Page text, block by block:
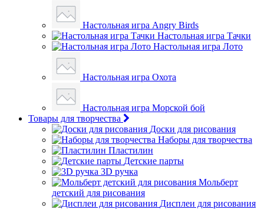
Настольная игра Angry Birds
Настольная игра Тачки
Настольная игра Лото
Настольная игра Охота
Настольная игра Морской бой
Товары для творчества
Доски для рисования
Наборы для творчества
Пластилин
Детские парты
3D ручка
Мольберт
детский для рисования
Дисплеи для рисования